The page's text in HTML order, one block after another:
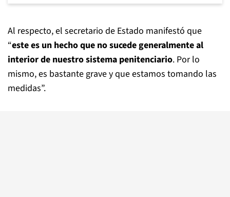
Al respecto, el secretario de Estado manifestó que
“este es un hecho que no sucede generalmente al
interior de nuestro sistema penitenciario. Por lo
mismo, es bastante grave y que estamos tomando las
medidas”.